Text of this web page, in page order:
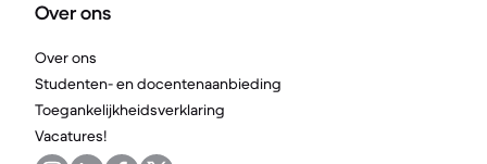
Over ons
Over ons
Studenten- en docentenaanbieding
Toegankelijkheidsverklaring
Vacatures!